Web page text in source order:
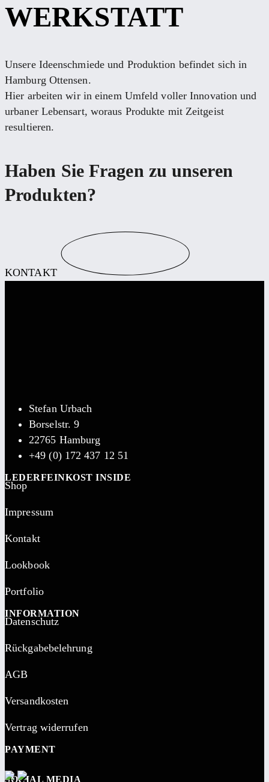
WERKSTATT
Unsere Ideenschmiede und Produktion befindet sich in
Hamburg Ottensen.
Hier arbeiten wir in einem Umfeld voller Innovation und
urbaner Lebensart, woraus Produkte mit Zeitgeist
resultieren.
Haben Sie Fragen zu unseren
Produkten?
KONTAKT
Stefan Urbach
Borselstr. 9
22765 Hamburg
+49 (0) 172 437 12 51
LEDERFEINKOST INSIDE
Shop
Impressum
Kontakt
Lookbook
Portfolio
INFORMATION
Datenschutz
Rückgabebelehrung
AGB
Versandkosten
Vertrag widerrufen
PAYMENT
SOCIAL MEDIA